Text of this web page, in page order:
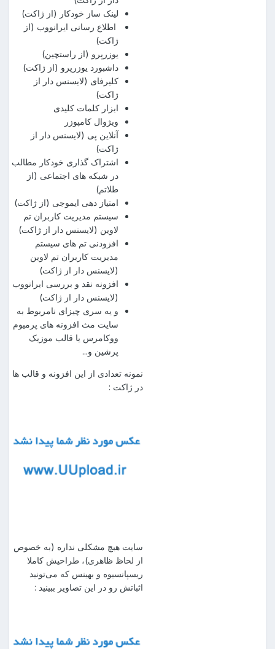
لینک ساز خودکار (از ژاکت)
اطلاع رسانی ایرانووب (از
ژاکت)
یوزرپرو (از راستچین)
داشبورد یوزرپرو (از ژاکت)
کلیرفای (لایسنس دار از
ژاکت)
ابزار کلمات کلیدی
ویژوال کامپوزر
آنلاین پی (لایسنس دار از
ژاکت)
اشتراک گذاری خودکار مطالب
در شبکه های اجتماعی (از
طلاتم)
امتیاز دهی ایموجی (از ژاکت)
سیستم مدیریت کاربران تم
لاوین (لایسنس دار از ژاکت)
افزودنی تم های سیستم
مدیریت کاربران تم لاوین
(لایسنس دار از ژاکت)
افزونه نقد و بررسی ایرانووب
(لایسنس دار از ژاکت)
و یه سری چیزای نامربوط به
سایت مث افزونه های پرمیوم
ووکامرس یا قالب موزیک
پرشین و...
نمونه تعدادی از این افزونه و قالب ها
در ژاکت :
سایت هیچ مشکلی نداره (به خصوص
از لحاظ ظاهری)، طراحیش کاملا
ریسپانسیوه و بهینس که می‌تونید
اثباتش رو در این تصاویر ببینید :